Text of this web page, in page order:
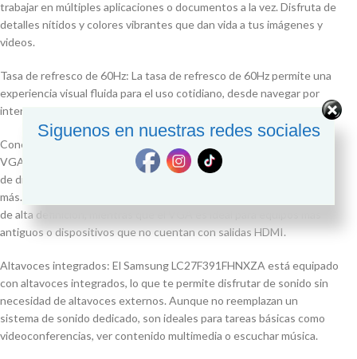
trabajar en múltiples aplicaciones o documentos a la vez. Disfruta de
detalles nítidos y colores vibrantes que dan vida a tus imágenes y
videos.
Tasa de refresco de 60Hz: La tasa de refresco de 60Hz permite una
experiencia visual fluida para el uso cotidiano, desde navegar por
internet hasta trabajar con documentos o contenido multimedia.
Conectividad HDMI y VGA: Este monitor incluye puertos HDMI y
VGA, brindándote flexibilidad para conectarlo a una amplia variedad
de dispositivos, como computadoras, laptops, consolas de juegos y
más. La compatibilidad con HDMI te permite disfrutar de imágenes
de alta definición, mientras que el VGA es ideal para equipos más
antiguos o dispositivos que no cuentan con salidas HDMI.
Altavoces integrados: El Samsung LC27F391FHNXZA está equipado
con altavoces integrados, lo que te permite disfrutar de sonido sin
necesidad de altavoces externos. Aunque no reemplazan un
sistema de sonido dedicado, son ideales para tareas básicas como
videoconferencias, ver contenido multimedia o escuchar música.
Siguenos en nuestras redes sociales